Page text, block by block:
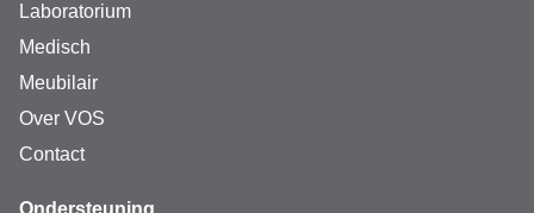
Laboratorium
Medisch
Meubilair
Over VOS
Contact
Ondersteuning